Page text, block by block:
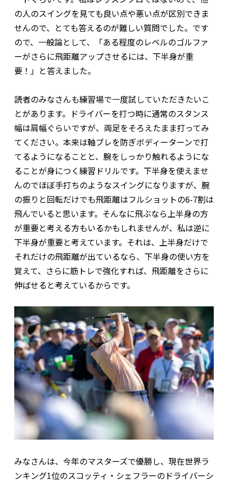
の人のスイングを見ても良い点や悪い点が区別できま
せんので、とても答えるのが難しい質問でした。です
ので、一般論として、「ある程度のレベルのゴルファ
ーがさらに飛距離アップさせるには、下半身が重
要！」と答えました。
読者のみなさんも練習場で一度試していただきたいこ
とがあります。ドライバーを打つ時に通常のスタンス
幅は肩幅ぐらいですが、両足をそろえたまま打ってみ
てください。本来は軸ブレを防ぎボディーターンで打
てるようになることと、腕をしっかり触れるようにな
ることが身につく練習ドリルです。下半身を使えませ
んのでほぼ手打ちのようなスイングになりますが、腕
の振りと回転だけでも飛距離はフルショットの6-7割は
飛んでいると思います。そんなに飛ぶなら上半身の方
が重要と考える方もいるかもしれませんが、私は逆に
下半身が重要と考えています。それは、上半身だけで
それだけの飛距離が出ているなら、下半身の使い方を
覚えて、さらに筋トレで強化すれば、飛距離をさらに
伸ばせると考えているからです。
みなさんは、今年のマスターズで優勝し、現在世界ラ
ンキング1位のスコッティ・シェフラーのドライバーシ